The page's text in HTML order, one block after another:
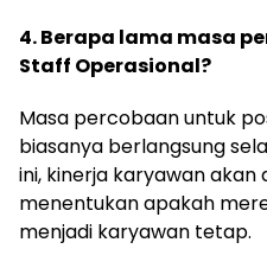
4. Berapa lama masa
Staff Operasional?
Masa percobaan untuk
biasanya berlangsung
ini, kinerja karyawan akan
menentukan apakah
menjadi karyawan tetap.